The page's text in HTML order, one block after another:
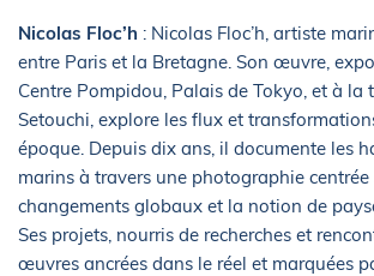
Nicolas Floc’h : Nicolas Floc’h, artiste
entre Paris et la Bretagne. Son œuvre,
Centre Pompidou, Palais de Tokyo, et à la
Setouchi, explore les flux et
époque. Depuis dix ans, il documente les
marins à travers une photographie centrée
changements globaux et la notion de
Ses projets, nourris de recherches et
œuvres ancrées dans le réel et marquées